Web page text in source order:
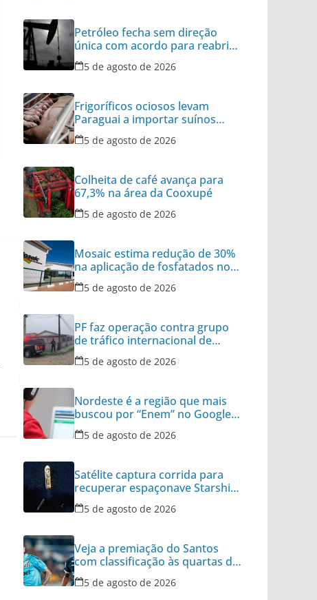
Petróleo fecha sem direção
única com acordo para reabrir
Ormuz no radar
5 de agosto de 2026
Frigoríficos ociosos levam
Paraguai a importar suínos
vivos do Brasil
5 de agosto de 2026
Colheita de café avança para
67,3% na área da Cooxupé
5 de agosto de 2026
Mosaic estima redução de 30%
na aplicação de fosfatados no
Brasil
5 de agosto de 2026
PF faz operação contra grupo
de tráfico internacional de
armas
5 de agosto de 2026
Nordeste é a região que mais
buscou por “Enem” no Google
no último ano
5 de agosto de 2026
Satélite captura corrida para
recuperar espaçonave Starship
no Oceano
5 de agosto de 2026
Veja a premiação do Santos
com classificação às quartas da
Copa do Brasil
5 de agosto de 2026